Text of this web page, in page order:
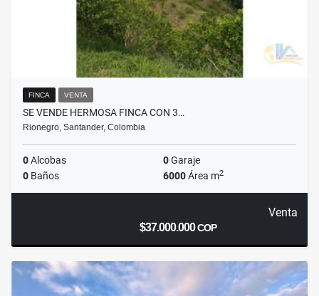
FINCA VENTA
SE VENDE HERMOSA FINCA CON 3…
Rionegro, Santander, Colombia
0Alcobas 0Garaje
0 Baños 6000Área m2
Venta
$37.000.000COP